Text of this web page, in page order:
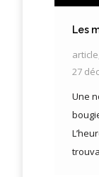
Les
article
27
Une